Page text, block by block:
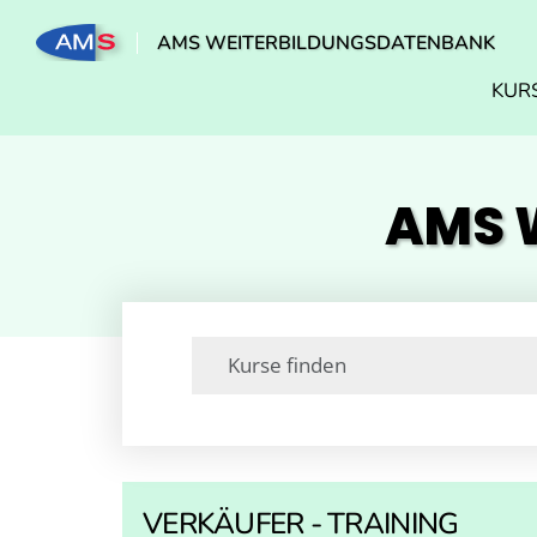
AMS WEITERBILDUNGSDATENBANK
AMS
VERKÄUFER - TRAINING